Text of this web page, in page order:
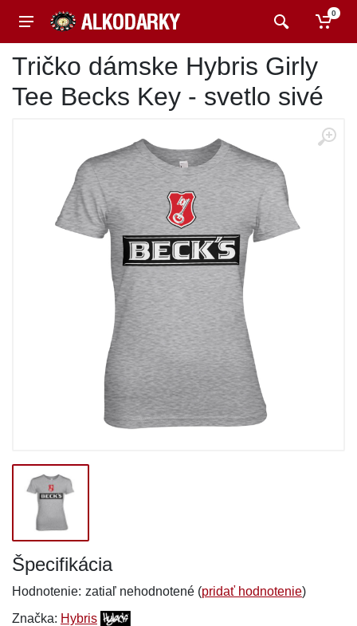
0
Tričko dámske Hybris Girly
Tee Becks Key - svetlo sivé
Špecifikácia
Hodnotenie: zatiaľ nehodnotené (pridať hodnotenie)
Značka: Hybris